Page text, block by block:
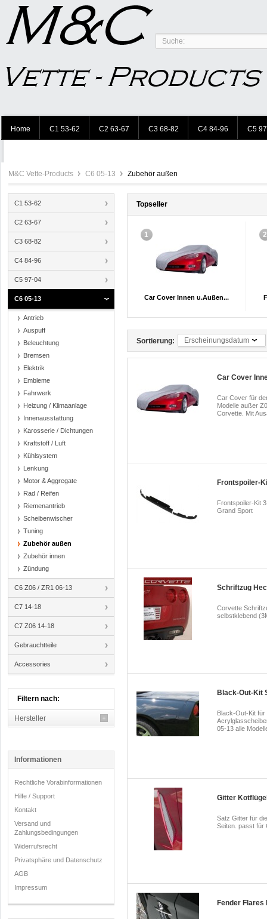
Home C1 53-62 C2 63-67 C3 68-82 C4 84-96 C5
M&C Vette-Products C6 05-13 Zubehör außen
C1 53-62
C2 63-67
C3 68-82
C4 84-96
C5 97-04
C6 05-13
Antrieb
Auspuff
Beleuchtung
Bremsen
Elektrik
Embleme
Fahrwerk
Heizung / Klimaanlage
Innenausstattung
Karosserie / Dichtungen
Kraftstoff / Luft
Kühlsystem
Lenkung
Motor & Aggregate
Rad / Reifen
Riemenantrieb
Scheibenwischer
Tuning
Zubehör außen
Zubehör innen
Zündung
C6 Z06 / ZR1 06-13
C7 14-18
C7 Z06 14-18
Gebrauchtteile
Accessories
Filtern nach:
Hersteller
Informationen
Rechtliche Vorabinformationen
Hilfe / Support
Kontakt
Versand und
Zahlungsbedingungen
Widerrufsrecht
Privatsphäre und Datenschutz
AGB
Impressum
Topseller
1
Car Cover Innen u.Außen...
2
Sortierung: Erscheinungsdatum
Car Cover
Car Cover für
Modelle außer
Corvette. Mit
Frontspoiler-
Frontspoiler-Kit
Grand Sport
Schriftzug
Corvette
selbstklebend
Black-Out-Kit
Black-Out-Kit für
05-13 alle
Gitter
Satz Gitter für
Seiten. passt für
Fender Flares